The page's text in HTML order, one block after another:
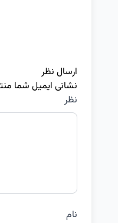
ارسال نظر
نشانی ایمیل شما
نظر
نام